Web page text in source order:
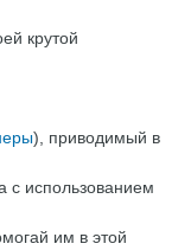
крутой
), приводимый в
с использованием
им в этой